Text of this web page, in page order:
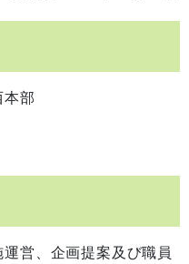
本部
営、企画提案及び職員